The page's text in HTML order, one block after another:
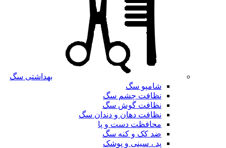
بهداشتی سگ
شامپو سگ
نظافت چشم سگ
نظافت گوش سگ
نظافت دهان و دندان سگ
محافظت دست و پا
ضد کک و کنه سگ
پد ، سینی و پوشک